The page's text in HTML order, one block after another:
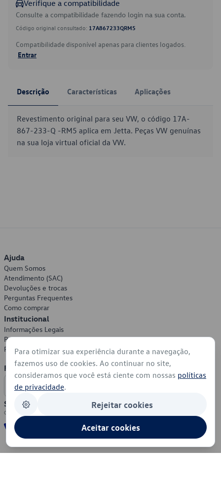
Verifique a compatibilidade
Consulte a compatibilidade fazendo login na sua conta.
Código original consultado: 17A867233QRM5
Compatibilidade disponível apenas para clientes logados.
Entrar
Descrição Características Aplicações
Revestimento original para seu VW, o código 17A-
867-233-Q -RM5 aplica em Jetta. Peças VW genuínas
na sua loja virtual oficial da VW.
Ajuda
Quem Somos
Atendimento (SAC)
Devoluções e trocas
Perguntas Frequentes
Como comprar
Institucional
Informações Legais
Política de Privacidade
Política de Cookies
Formas de Pagamento
Segurança
Para otimizar sua experiência durante a navegação,
fazemos uso de cookies. Ao continuar no site,
consideramos que você está ciente com nossas políticas
de privacidade.
Rejeitar cookies
Aceitar cookies